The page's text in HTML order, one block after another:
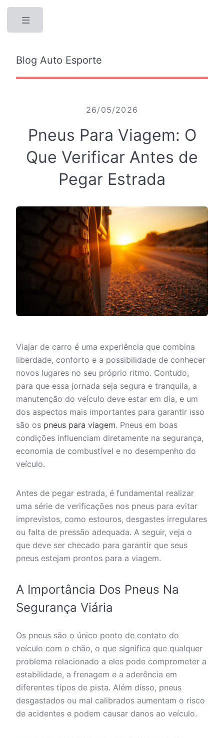
Blog Auto Esporte
26/05/2026
Pneus Para Viagem: O
Que Verificar Antes de
Pegar Estrada
Viajar de carro é uma experiência que combina
liberdade, conforto e a possibilidade de conhecer
novos lugares no seu próprio ritmo. Contudo,
para que essa jornada seja segura e tranquila, a
manutenção do veículo deve estar em dia, e um
dos aspectos mais importantes para garantir isso
são os pneus para viagem. Pneus em boas
condições influenciam diretamente na segurança,
economia de combustível e no desempenho do
veículo.
Antes de pegar estrada, é fundamental realizar
uma série de verificações nos pneus para evitar
imprevistos, como estouros, desgastes irregulares
ou falta de pressão adequada. A seguir, veja o
que deve ser checado para garantir que seus
pneus estejam prontos para a viagem.
A Importância Dos Pneus Na
Segurança Viária
Os pneus são o único ponto de contato do
veículo com o chão, o que significa que qualquer
problema relacionado a eles pode comprometer a
estabilidade, a frenagem e a aderência em
diferentes tipos de pista. Além disso, pneus
desgastados ou mal calibrados aumentam o risco
de acidentes e podem causar danos ao veículo.